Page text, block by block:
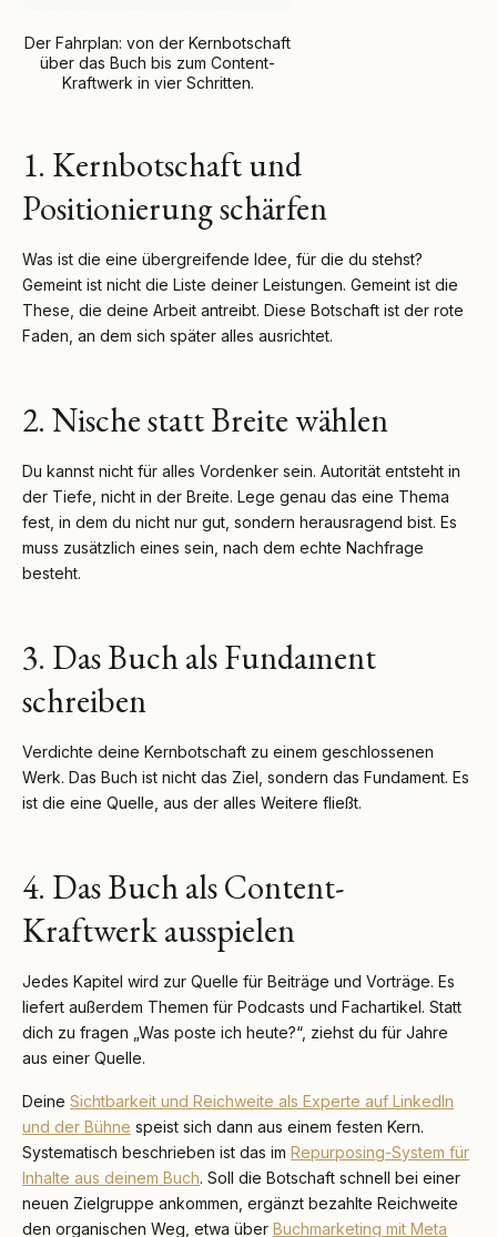
Der Fahrplan: von der Kernbotschaft
über das Buch bis zum Content-
Kraftwerk in vier Schritten.
1. Kernbotschaft und
Positionierung schärfen
Was ist die eine übergreifende Idee, für die du stehst?
Gemeint ist nicht die Liste deiner Leistungen. Gemeint ist die
These, die deine Arbeit antreibt. Diese Botschaft ist der rote
Faden, an dem sich später alles ausrichtet.
2. Nische statt Breite wählen
Du kannst nicht für alles Vordenker sein. Autorität entsteht in
der Tiefe, nicht in der Breite. Lege genau das eine Thema
fest, in dem du nicht nur gut, sondern herausragend bist. Es
muss zusätzlich eines sein, nach dem echte Nachfrage
besteht.
3. Das Buch als Fundament
schreiben
Verdichte deine Kernbotschaft zu einem geschlossenen
Werk. Das Buch ist nicht das Ziel, sondern das Fundament. Es
ist die eine Quelle, aus der alles Weitere fließt.
4. Das Buch als Content-
Kraftwerk ausspielen
Jedes Kapitel wird zur Quelle für Beiträge und Vorträge. Es
liefert außerdem Themen für Podcasts und Fachartikel. Statt
dich zu fragen „Was poste ich heute?“, ziehst du für Jahre
aus einer Quelle.
Deine Sichtbarkeit und Reichweite als Experte auf LinkedIn
und der Bühne speist sich dann aus einem festen Kern.
Systematisch beschrieben ist das im Repurposing-System für
Inhalte aus deinem Buch. Soll die Botschaft schnell bei einer
neuen Zielgruppe ankommen, ergänzt bezahlte Reichweite
den organischen Weg, etwa über Buchmarketing mit Meta